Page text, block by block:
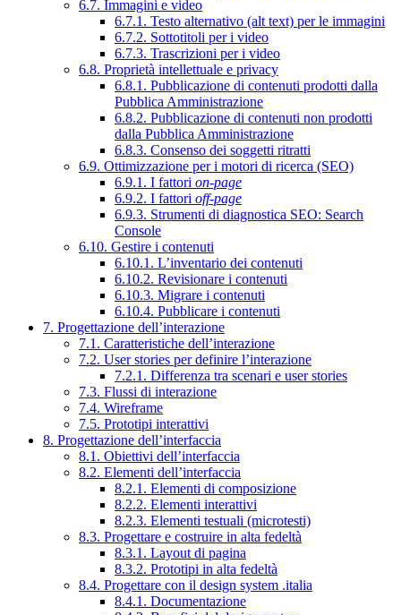
6.7. Immagini e video
6.7.1. Testo alternativo (alt text) per le immagini
6.7.2. Sottotitoli per i video
6.7.3. Trascrizioni per i video
6.8. Proprietà intellettuale e privacy
6.8.1. Pubblicazione di contenuti prodotti dalla
Pubblica Amministrazione
6.8.2. Pubblicazione di contenuti non prodotti
dalla Pubblica Amministrazione
6.8.3. Consenso dei soggetti ritratti
6.9. Ottimizzazione per i motori di ricerca (SEO)
6.9.1. I fattori on-page
6.9.2. I fattori off-page
6.9.3. Strumenti di diagnostica SEO: Search
Console
6.10. Gestire i contenuti
6.10.1. L’inventario dei contenuti
6.10.2. Revisionare i contenuti
6.10.3. Migrare i contenuti
6.10.4. Pubblicare i contenuti
7. Progettazione dell’interazione
7.1. Caratteristiche dell’interazione
7.2. User stories per definire l’interazione
7.2.1. Differenza tra scenari e user stories
7.3. Flussi di interazione
7.4. Wireframe
7.5. Prototipi interattivi
8. Progettazione dell’interfaccia
8.1. Obiettivi dell’interfaccia
8.2. Elementi dell’interfaccia
8.2.1. Elementi di composizione
8.2.2. Elementi interattivi
8.2.3. Elementi testuali (microtesti)
8.3. Progettare e costruire in alta fedeltà
8.3.1. Layout di pagina
8.3.2. Prototipi in alta fedeltà
8.4. Progettare con il design system .italia
8.4.1. Documentazione